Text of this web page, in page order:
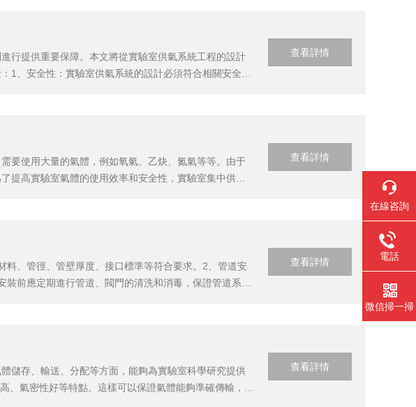
行提供重要保障。本文將從實驗室供氣系統工程的設計
1、安全性：實驗室供氣系統的設計必須符合相關安全標
查看詳情
要使用大量的氣體，例如氧氣、乙炔、氮氣等等。由于
提高實驗室氣體的使用效率和安全性，實驗室集中供氣
查看詳情
、管徑、管壁厚度、接口標準等符合要求。2、管道安
前應定期進行管道、閥門的清洗和消毒，保證管道系統
查看詳情
儲存、輸送、分配等方面，能夠為實驗室科學研究提供
氣密性好等特點。這樣可以保證氣體能夠準確傳輸，不
查看詳情
在線咨詢
電話
微信掃一掃